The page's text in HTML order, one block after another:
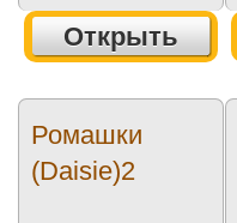
Открыть
Ромашки
(Daisie)2